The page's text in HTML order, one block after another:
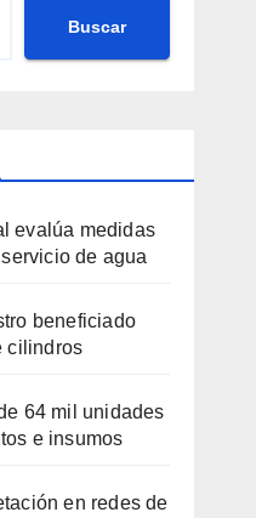
Buscar
evalúa medidas
de agua
beneficiado
cilindros
64 mil unidades
e insumos
en redes de